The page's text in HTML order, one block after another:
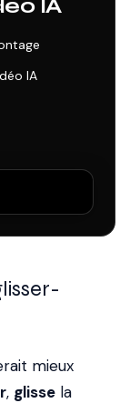
IA
IA
mieux
, glisse la